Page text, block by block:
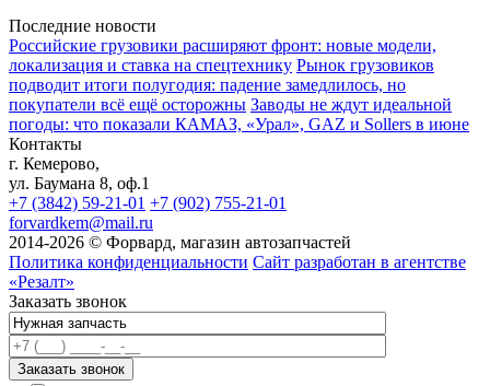
Последние новости
Российские грузовики расширяют фронт: новые модели,
локализация и ставка на спецтехнику Рынок грузовиков
подводит итоги полугодия: падение замедлилось, но
покупатели всё ещё осторожны Заводы не ждут идеальной
погоды: что показали КАМАЗ, «Урал», GAZ и Sollers в июне
Контакты
г. Кемерово,
ул. Баумана 8, оф.1
+7 (3842) 59-21-01 +7 (902) 755-21-01
forvardkem@mail.ru
2014-2026 © Форвард, магазин автозапчастей
Политика конфиденциальности Сайт разработан в агентстве
«Резалт»
Заказать звонок